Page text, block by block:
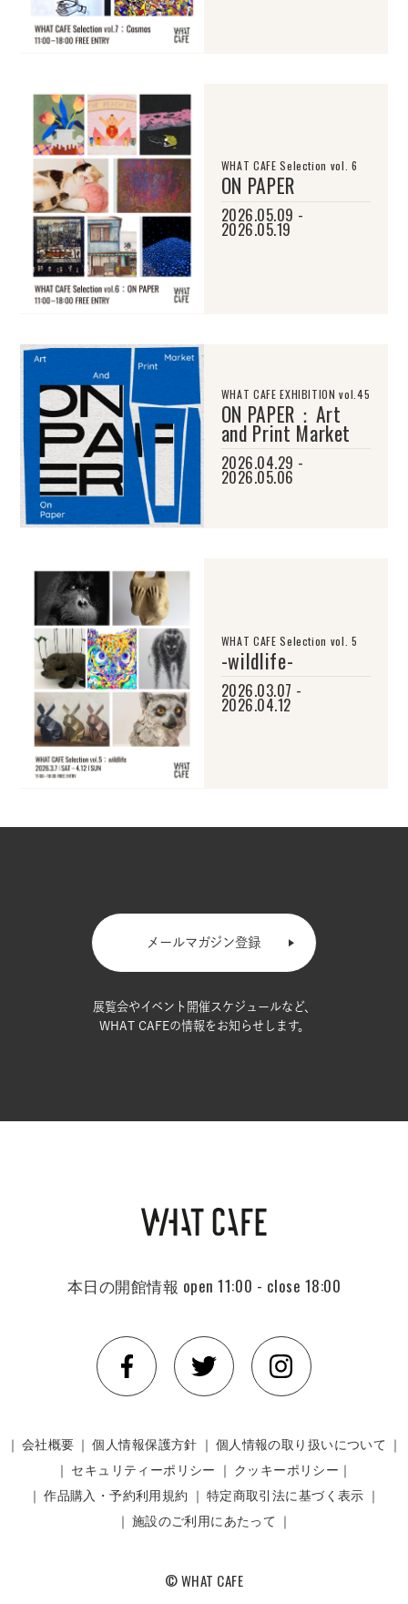
WHAT CAFE Selection vol. 6
ON PAPER
2026.05.09 -
2026.05.19
WHAT CAFE EXHIBITION vol.45
ON PAPER：Art
and Print Market
2026.04.29 -
2026.05.06
WHAT CAFE Selection vol. 5
-wildlife-
2026.03.07 -
2026.04.12
メールマガジン登録
展覧会やイベント開催スケジュールなど、
WHAT CAFEの情報をお知らせします。
本日の開館情報 open 11:00 - close 18:00
｜ 会社概要 ｜個人情報保護方針 ｜ 個人情報の取り扱いについて ｜
｜ セキュリティーポリシー ｜ クッキーポリシー｜
｜作品購入・予約利用規約 ｜ 特定商取引法に基づく表示 ｜
｜ 施設のご利用にあたって ｜
© WHAT CAFE